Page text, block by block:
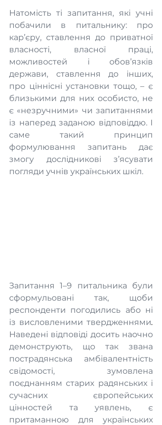
Натомість ті запитання, які учні
побачили в питальнику: про
кар’єру, ставлення до приватної
власності, власної праці,
можливостей і обов’язків
держави, ставлення до інших,
про ціннісні установки тощо, – є
близькими для них особисто, не
є «незручними» чи запитаннями
із наперед заданою відповіддю. І
саме такий принцип
формулювання запитань дає
змогу дослідникові з’ясувати
погляди учнів українських шкіл.
Запитання 1–9 питальника були
сформульовані так, щоби
респонденти погодились або ні
із висловленими твердженнями
Наведені відповіді досить наочно
демонструють, що так звана
пострадянська амбівалентність
свідомості, зумовлена
поєднанням старих радянських і
сучасних європейських
цінностей та уявлень, є
притаманною для українських